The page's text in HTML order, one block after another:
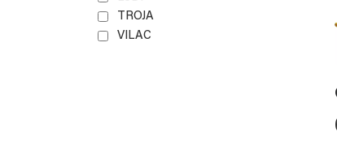
TROJA
VILAC